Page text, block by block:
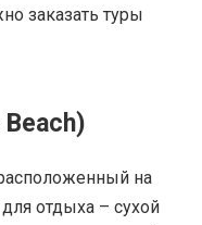
заказать туры
на
отдыха – сухой